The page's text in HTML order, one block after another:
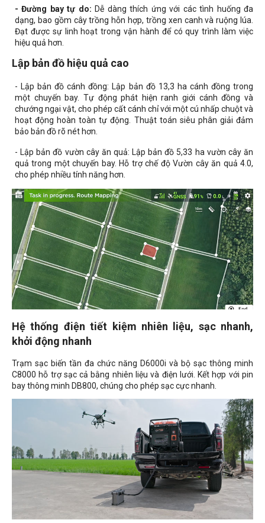
- Đường bay tự do: Dễ dàng thích ứng với các tình huống đa
dạng, bao gồm cây trồng hỗn hợp, trồng xen canh và ruộng lúa.
Đạt được sự linh hoạt trong vận hành để có quy trình làm việc
hiệu quả hơn.
Lập bản đồ hiệu quả cao
- Lập bản đồ cánh đồng: Lập bản đồ 13,3 ha cánh đồng trong
một chuyến bay. Tự động phát hiện ranh giới cánh đồng và
chướng ngại vật, cho phép cất cánh chỉ với một cú nhấp chuột và
hoạt động hoàn toàn tự động. Thuật toán siêu phân giải đảm
bảo bản đồ rõ nét hơn.
- Lập bản đồ vườn cây ăn quả: Lập bản đồ 5,33 ha vườn cây ăn
quả trong một chuyến bay. Hỗ trợ chế độ Vườn cây ăn quả 4.0,
cho phép nhiều tính năng hơn.
Hệ thống điện tiết kiệm nhiên liệu, sạc nhanh,
khởi động nhanh
Trạm sạc biến tần đa chức năng D6000i và bộ sạc thông minh
C8000 hỗ trợ sạc cả bằng nhiên liệu và điện lưới. Kết hợp với pin
bay thông minh DB800, chúng cho phép sạc cực nhanh.